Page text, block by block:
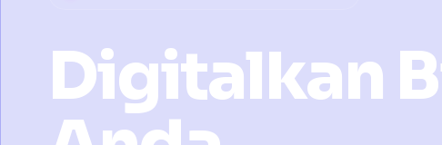
Digitalkan